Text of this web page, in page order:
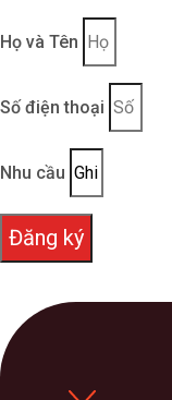
Họ và Tên
Số điện thoại
Nhu cầu
Đăng ký